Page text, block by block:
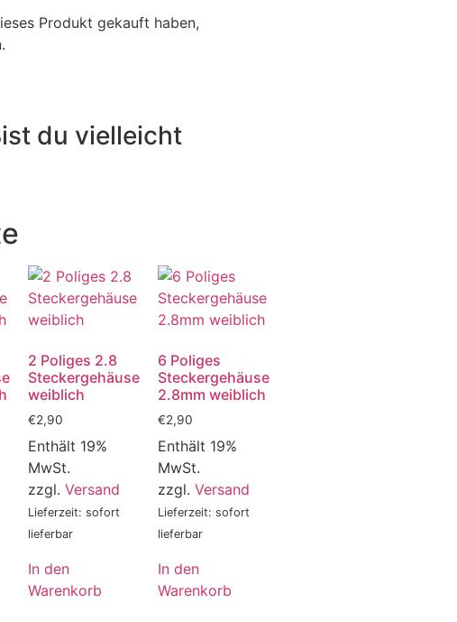
Produkt gekauft haben,
du vielleicht
2 Poliges 2.8
Steckergehäuse
weiblich
€2,90
Enthält 19%
MwSt.
zzgl. Versand
Lieferzeit: sofort
lieferbar
In den
Warenkorb
6 Poliges
Steckergehäuse
2.8mm weiblich
€2,90
Enthält 19%
MwSt.
zzgl. Versand
Lieferzeit: sofort
lieferbar
In den
Warenkorb